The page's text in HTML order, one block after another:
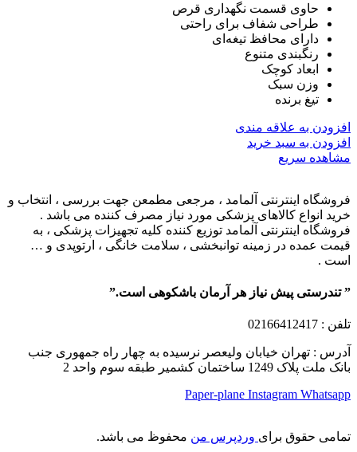
حاوی قسمت نگهداری قرص
طراحی شفاف برای راحتی
دارای محافظ تیغه‌ای
رنگبندی متنوع
ابعاد کوچک
وزن سبک
تیغ برنده
افزودن به علاقه مندی
افزودن به سبد خرید
مشاهده سریع
فروشگاه اینترنتی آلمامد ، مرجعی مطمعن جهت بررسی ، انتخاب و
خرید انواع کالاهای پزشکی مورد نیاز مصرف کننده می باشد .
فروشگاه اینترنتی آلمامد توزیع کننده کلیه تجهیزات پزشکی ، به
قیمت عمده در زمینه توانبخشی ، سلامت خانگی ، ارتوپدی و …
است .
” تندرستی پیش نیاز هر آرمان باشکوهی است.”
تلفن : 02166412417
آدرس : تهران خیابان ولیعصر نرسیده به چهار راه جمهوری جنب
بانک ملت پلاک 1249 ساختمان کشمیر طبقه سوم واحد 2
Paper-plane Instagram Whatsapp
تمامی حقوق برای وردپرس من محفوظ می باشد.